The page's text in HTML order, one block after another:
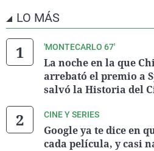
LO MÁS
'MONTECARLO 67'
La noche en la que
arrebató el premio a
salvó la Historia del
CINE Y SERIES
Google ya te dice en
cada película, y casi